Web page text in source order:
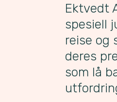
Ektvedt
spesiell
reise og
deres
som lå